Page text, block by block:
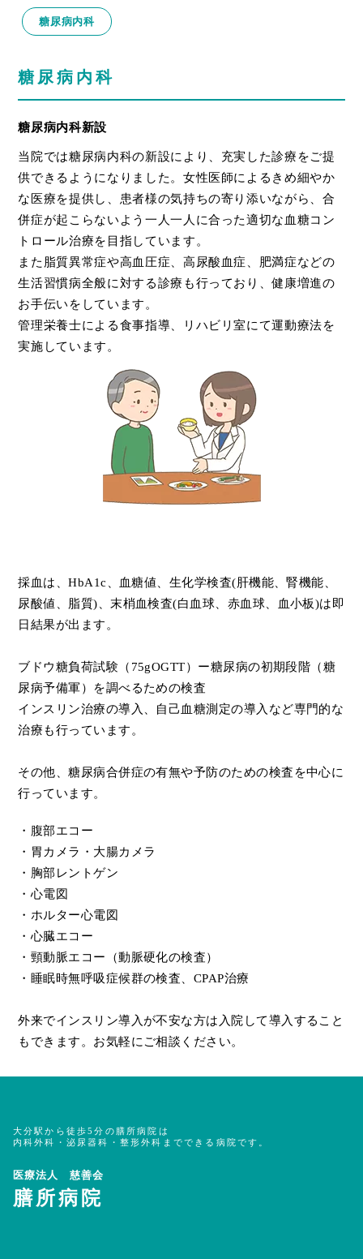
糖尿病内科
糖尿病内科
糖尿病内科新設
当院では糖尿病内科の新設により、充実した診療をご提
供できるようになりました。女性医師によるきめ細やか
な医療を提供し、患者様の気持ちの寄り添いながら、合
併症が起こらないよう一人一人に合った適切な血糖コン
トロール治療を目指しています。
また脂質異常症や高血圧症、高尿酸血症、肥満症などの
生活習慣病全般に対する診療も行っており、健康増進の
お手伝いをしています。
管理栄養士による食事指導、リハビリ室にて運動療法を
実施しています。
採血は、HbA1c、血糖値、生化学検査(肝機能、腎機能、
尿酸値、脂質)、末梢血検査(白血球、赤血球、血小板)は即
日結果が出ます。
ブドウ糖負荷試験（75gOGTT）ー糖尿病の初期段階（糖
尿病予備軍）を調べるための検査
インスリン治療の導入、自己血糖測定の導入など専門的な
治療も行っています。
その他、糖尿病合併症の有無や予防のための検査を中心に
行っています。
・腹部エコー
・胃カメラ・大腸カメラ
・胸部レントゲン
・心電図
・ホルター心電図
・心臓エコー
・頸動脈エコー（動脈硬化の検査）
・睡眠時無呼吸症候群の検査、CPAP治療
外来でインスリン導入が不安な方は入院して導入すること
もできます。お気軽にご相談ください。
大分駅から徒歩5分の膳所病院は
内科外科・泌尿器科・整形外科までできる病院です。
医療法人 慈善会
膳所病院